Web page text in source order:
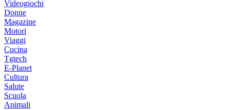
Videogiochi
Donne
Magazine
Motori
Viaggi
Cucina
Tgtech
E-Planet
Cultura
Salute
Scuola
Animali